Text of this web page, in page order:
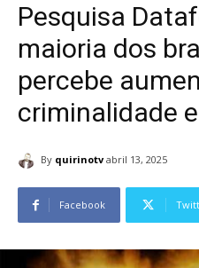
Pesquisa
maioria dos
percebe
criminalidade
By quirinotv abril 13, 2025
Facebook